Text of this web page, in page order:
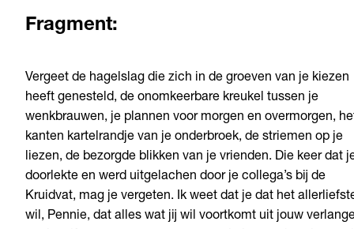
Fragment:
Vergeet de hagelslag die zich in de groeven van je kiezen
heeft genesteld, de onomkeerbare kreukel tussen je
wenkbrauwen, je plannen voor morgen en overmorgen,
kanten kartelrandje van je onderbroek, de striemen op je
liezen, de bezorgde blikken van je vrienden. Die keer dat
doorlekte en werd uitgelachen door je collega’s bij de
Kruidvat, mag je vergeten. Ik weet dat je dat het
wil, Pennie, dat alles wat jij wil voortkomt uit jouw